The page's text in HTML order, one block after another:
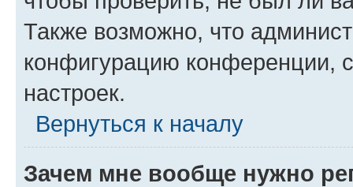
Также возможно, что
конфигурацию конференции,
настроек.
Вернуться к началу
Зачем мне вообще нужно